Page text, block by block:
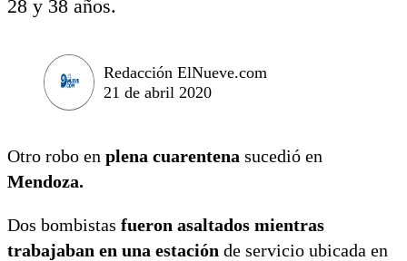
28 y 38 años.
Redacción ElNueve.com
21 de abril 2020
Otro robo en plena cuarentena sucedió en
Mendoza.
Dos bombistas fueron asaltados mientras
trabajaban en una estación de servicio ubicada en